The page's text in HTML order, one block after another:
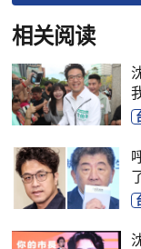
相关阅读